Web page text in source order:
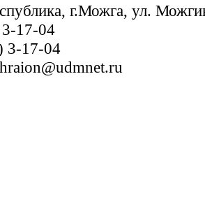
г.Можга, ул.
17-04
3-17-04